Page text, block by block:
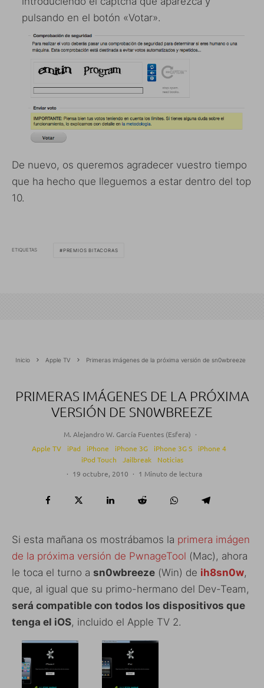
pulsando en el botón «Votar».
De nuevo, os queremos agradecer vuestro tiempo
que ha hecho que lleguemos a estar dentro del top
10.
ETIQUETAS PREMIOS BITACORAS
Inicio Apple TV Primeras imágenes de la próxima versión de sn0wbreeze
PRIMERAS IMÁGENES DE LA PRÓXIMA
VERSIÓN DE SN0WBREEZE
M. Alejandro W. García Fuentes (Esfera) ·
Apple TV
iPad iPhone iPhone 3G iPhone 3G S
iPhone 4
iPod Touch
Jailbreak
Noticias
· 19 octubre, 2010 · 1 Minuto de lectura
Si esta mañana os mostrábamos la primera imágen
de la próxima versión de PwnageTool (Mac), ahora
le toca el turno a sn0wbreeze (Win) de ih8sn0w,
que, al igual que su primo-hermano del Dev-Team,
será compatible con todos los dispositivos que
tenga el iOS, incluido el Apple TV 2.